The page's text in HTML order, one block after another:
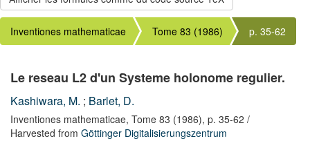
Inventiones mathematicae Tome 83 (1986) p. 35-62
Le reseau L2 d'un Systeme holonome regulier.
Kashiwara, M. ; Barlet, D.
Inventiones mathematicae, Tome 83 (1986), p. 35-62 /
Harvested from Göttinger Digitalisierungszentrum